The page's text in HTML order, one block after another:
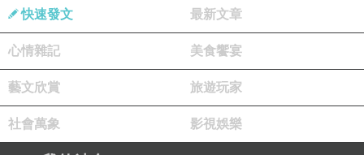
https://drive.google.com/drive/folders/0B9-
1kYyQuaYPazdGTnk3UHNSZTg?usp=sharing
這本書是故友張瑞和老師生前整理的最後一本詩集。他生病以
後，把書交給我後續整理。過了一年我才把它用這種方式出
版，可惜不能來得及讓張老師看到。希望多一點人知道這本書
快速發文 最新文章
心情雜記 美食饗宴
藝文欣賞 旅遊玩家
社會萬象 影視娛樂